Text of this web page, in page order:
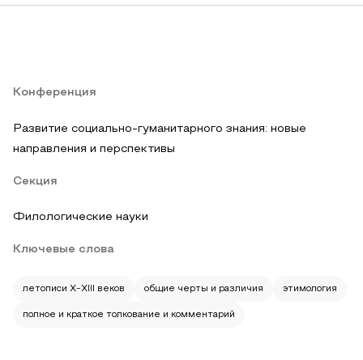
Конференция
Развитие социально-гуманитарного знания: новые
направления и перспективы
Секция
Филологические науки
Ключевые слова
летописи X-XIII веков общие черты и различия этимология
полное и краткое толкование и комментарий